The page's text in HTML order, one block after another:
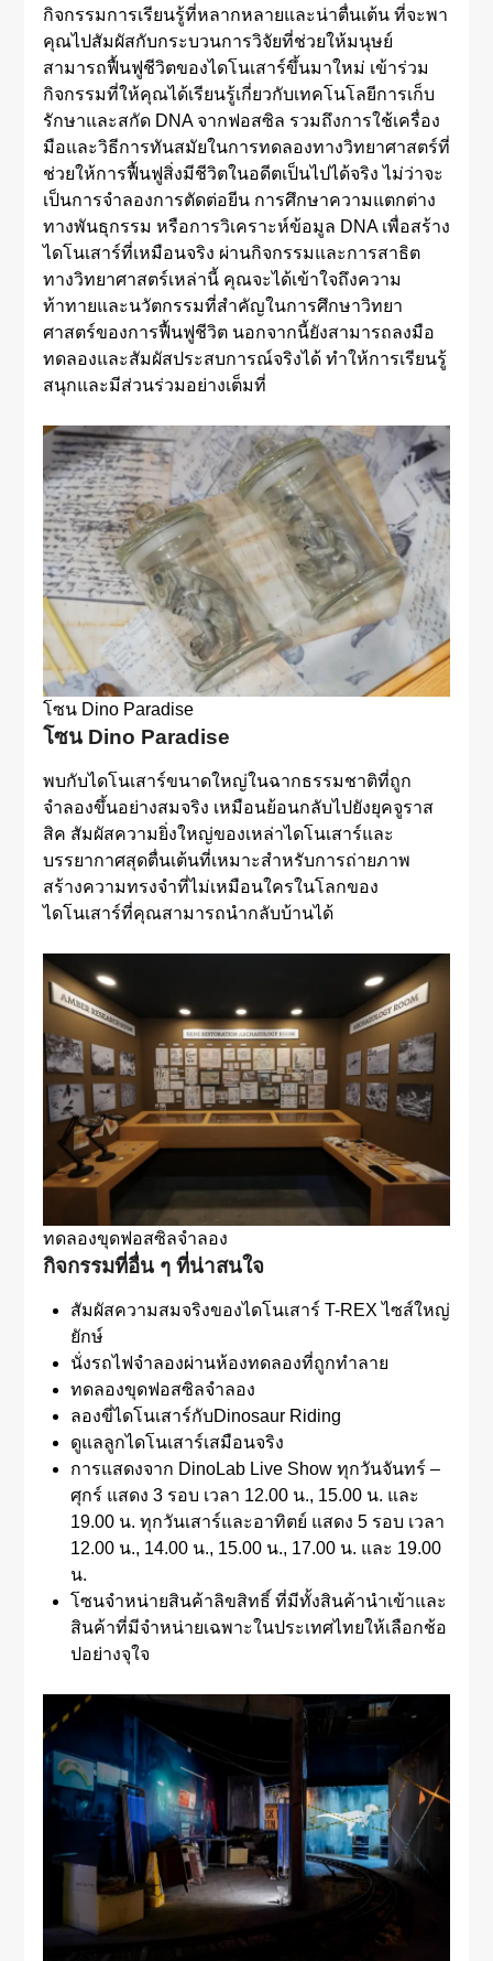
กิจกรรมการเรียนรู้ที่หลากหลายและน่าตื่นเต้น ที่จะพา
คุณไปสัมผัสกับกระบวนการวิจัยที่ช่วยให้มนุษย์
สามารถฟื้นฟูชีวิตของไดโนเสาร์ขึ้นมาใหม่ เข้าร่วม
กิจกรรมที่ให้คุณได้เรียนรู้เกี่ยวกับเทคโนโลยีการเก็บ
รักษาและสกัด DNA จากฟอสซิล รวมถึงการใช้เครื่อง
มือและวิธีการทันสมัยในการทดลองทางวิทยาศาสตร์ที่
ช่วยให้การฟื้นฟูสิ่งมีชีวิตในอดีตเป็นไปได้จริง ไม่ว่าจะ
เป็นการจำลองการตัดต่อยีน การศึกษาความแตกต่าง
ทางพันธุกรรม หรือการวิเคราะห์ข้อมูล DNA เพื่อสร้าง
ไดโนเสาร์ที่เหมือนจริง ผ่านกิจกรรมและการสาธิต
ทางวิทยาศาสตร์เหล่านี้ คุณจะได้เข้าใจถึงความ
ท้าทายและนวัตกรรมที่สำคัญในการศึกษาวิทยา
ศาสตร์ของการฟื้นฟูชีวิต นอกจากนี้ยังสามารถลงมือ
ทดลองและสัมผัสประสบการณ์จริงได้ ทำให้การเรียนรู้
สนุกและมีส่วนร่วมอย่างเต็มที่
โซน Dino Paradise
โซน Dino Paradise
พบกับไดโนเสาร์ขนาดใหญ่ในฉากธรรมชาติที่ถูก
จำลองขึ้นอย่างสมจริง เหมือนย้อนกลับไปยังยุคจูราส
สิค สัมผัสความยิ่งใหญ่ของเหล่าไดโนเสาร์และ
บรรยากาศสุดตื่นเต้นที่เหมาะสำหรับการถ่ายภาพ
สร้างความทรงจำที่ไม่เหมือนใครในโลกของ
ไดโนเสาร์ที่คุณสามารถนำกลับบ้านได้
ทดลองขุดฟอสซิลจำลอง
กิจกรรมที่อื่น ๆ ที่น่าสนใจ
สัมผัสความสมจริงของไดโนเสาร์ T-REX ไซส์ใหญ่
ยักษ์
นั่งรถไฟจำลองผ่านห้องทดลองที่ถูกทำลาย
ทดลองขุดฟอสซิลจำลอง
ลองขี่ไดโนเสาร์กับDinosaur Riding
ดูแลลูกไดโนเสาร์เสมือนจริง
การแสดงจาก DinoLab Live Show ทุกวันจันทร์ –
ศุกร์ แสดง 3 รอบ เวลา 12.00 น., 15.00 น. และ
19.00 น. ทุกวันเสาร์และอาทิตย์ แสดง 5 รอบ เวลา
12.00 น., 14.00 น., 15.00 น., 17.00 น. และ 19.00
น.
โซนจำหน่ายสินค้าลิขสิทธิ์ ที่มีทั้งสินค้านำเข้าและ
สินค้าที่มีจำหน่ายเฉพาะในประเทศไทยให้เลือกช้อ
ปอย่างจุใจ